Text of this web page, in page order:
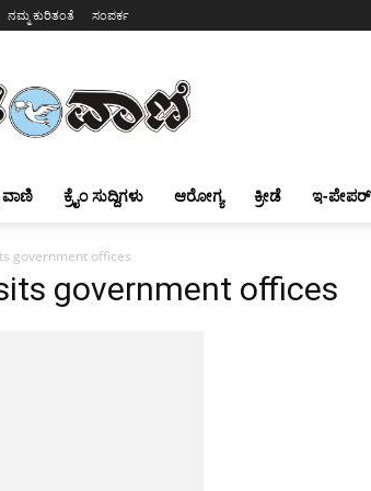
ನಮ್ಮ ಕುರಿತಂತೆ ಸಂಪರ್ಕ
ವಾಣಿ ಕ್ರೈಂ ಸುದ್ದಿಗಳು ಆರೋಗ್ಯ ಕ್ರೀಡೆ ಇ-ಪೇಪರ್
government offices
government offices